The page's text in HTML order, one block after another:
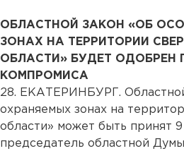
ОБЛАСТНОЙ ЗАКОН «ОБ
ЗОНАХ НА ТЕРРИТОРИИ
ОБЛАСТИ» БУДЕТ ОДОБРЕН
КОМПРОМИСА
28. ЕКАТЕРИНБУРГ.
охраняемых зонах на
области» может быть принят
председатель областной